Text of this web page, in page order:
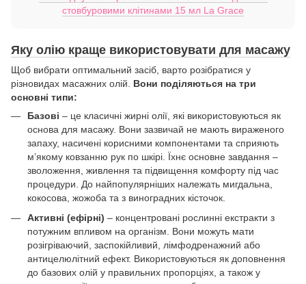
стовбуровими клітинами 15 мл La Grace
Яку олію краще використовувати для масажу
Щоб вибрати оптимальний засіб, варто розібратися у
різновидах масажних олій.
Вони поділяються на три
основні типи:
Базові – це класичні жирні олії, які використовуються як
основа для масажу. Вони зазвичай не мають вираженого
запаху, насичені корисними компонентами та сприяють
м’якому ковзанню рук по шкірі. Їхнє основне завдання –
зволоження, живлення та підвищення комфорту під час
процедури. До найпопулярніших належать мигдальна,
кокосова, жожоба та з виноградних кісточок.
Активні (ефірні) – концентровані рослинні екстракти з
потужним впливом на організм. Вони можуть мати
розігріваючий, заспокійливий, лімфодренажний або
антицелюлітний ефект. Використовуються як доповнення
до базових олій у правильних пропорціях, а також у